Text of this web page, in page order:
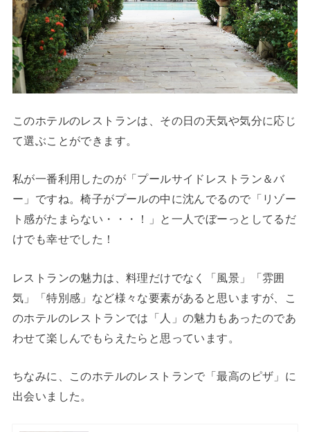
このホテルのレストランは、その日の天気や気分に応じ
て選ぶことができます。
私が一番利用したのが「プールサイドレストラン＆バ
ー」ですね。椅子がプールの中に沈んでるので「リゾー
ト感がたまらない・・・！」と一人でぼーっとしてるだ
けでも幸せでした！
レストランの魅力は、料理だけでなく「風景」「雰囲
気」「特別感」など様々な要素があると思いますが、こ
のホテルのレストランでは「人」の魅力もあったのであ
わせて楽しんでもらえたらと思っています。
ちなみに、このホテルのレストランで「最高のピザ」に
出会いました。